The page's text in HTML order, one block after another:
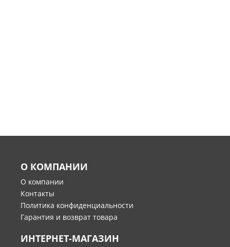
О КОМПАНИИ
О компании
Контакты
Политика конфиденциальности
Гарантия и возврат товара
ИНТЕРНЕТ-МАГАЗИН